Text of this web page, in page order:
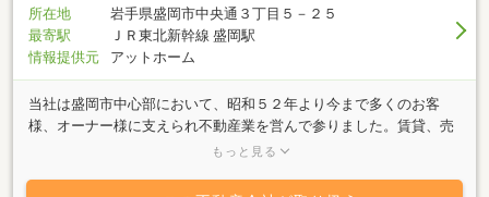
所在地
岩手県盛岡市中央通３丁目５－２５
最寄駅
ＪＲ東北新幹線 盛岡駅
情報提供元
アットホーム
当社は盛岡市中心部において、昭和５２年より今まで多くのお客
様、オーナー様に支えられ不動産業を営んで参りました。賃貸、売
買はもちろんご自宅のリフォーム、建替え、住宅会社の選定まで何
トプロ岩手」 閲覧くだされば幸いです。親切丁寧な対応でスタッ
もっと見る